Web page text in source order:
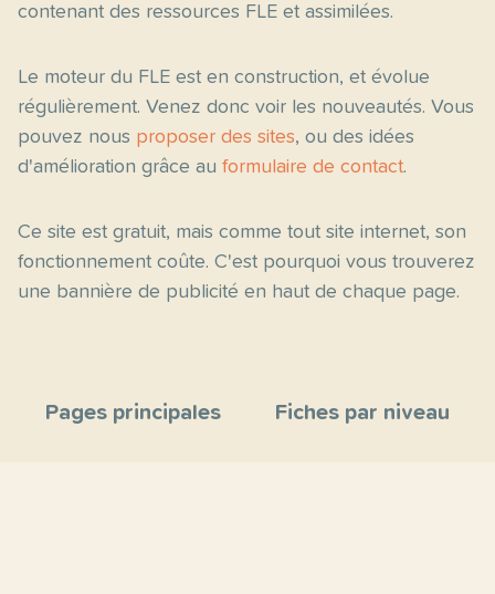
contenant des ressources FLE et assimilées.
Le moteur du FLE est en construction, et évolue
régulièrement. Venez donc voir les nouveautés. Vous
pouvez nous proposer des sites, ou des idées
d'amélioration grâce au formulaire de contact.
Ce site est gratuit, mais comme tout site internet, son
fonctionnement coûte. C'est pourquoi vous trouverez
une bannière de publicité en haut de chaque page.
Pages principales Fiches par niveau